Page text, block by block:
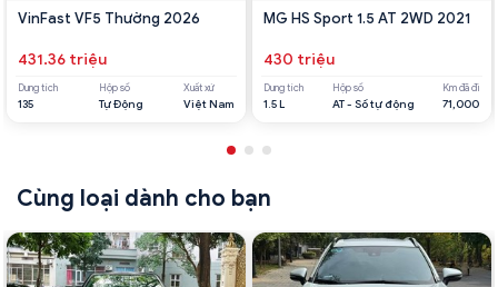
VinFast VF5 Thường 2026
431.36 triệu
Dung tích
135
Hộp số
Tự Động
Xuất xứ
Việt Nam
MG HS Sport 1.5 AT 2WD 2021
430 triệu
Dung tích
1.5 L
Hộp số
AT - Số tự động
Km đã đi
71,000
Cùng loại dành cho bạn